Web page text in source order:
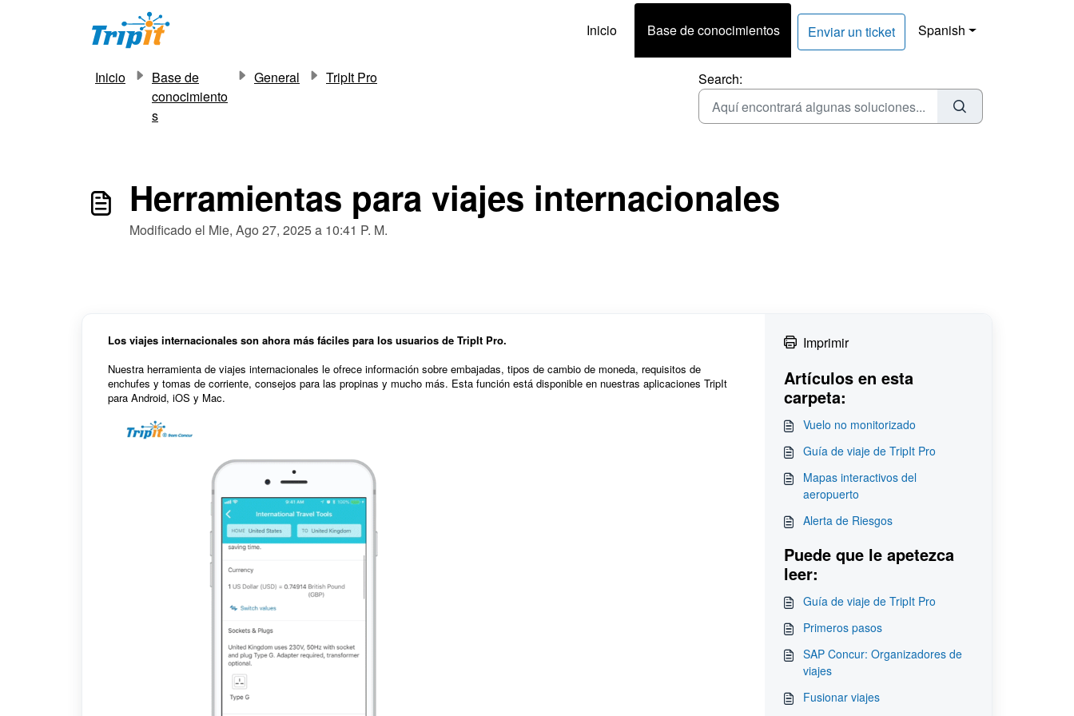
Saltar al contenido principal
Inicio
Base de conocimientos Enviar un ticket Spanish
Inicio
Base de
conocimiento
s
General TripIt Pro Search:
Herramientas para viajes internacionales
Modificado el Mie, Ago 27, 2025 a 10:41 P. M.
Los viajes internacionales son ahora más fáciles para los usuarios de TripIt Pro.
Nuestra herramienta de viajes internacionales le ofrece información sobre embajadas, tipos de cambio de moneda, requisitos de
enchufes y tomas de corriente, consejos para las propinas y mucho más. Esta función está disponible en nuestras aplicaciones TripIt
para Android, iOS y Mac.
Imprimir
Artículos en esta
carpeta:
Vuelo no monitorizado
Guía de viaje de TripIt Pro
Mapas interactivos del
aeropuerto
Alerta de Riesgos
Puede que le apetezca
leer:
Guía de viaje de TripIt Pro
Primeros pasos
SAP Concur: Organizadores de
viajes
Fusionar viajes